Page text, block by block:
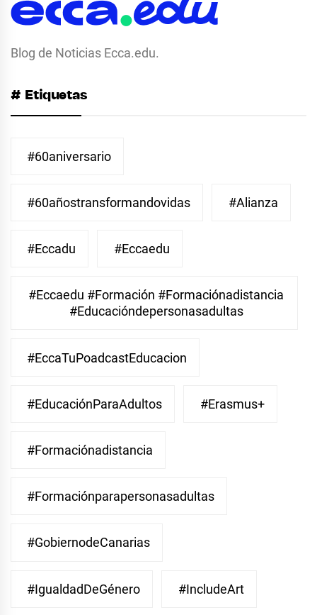
Blog de Noticias Ecca.edu.
# Etiquetas
#60aniversario
#60añostransformandovidas #Alianza
#eccadu #eccaedu
#eccaedu #formación #formaciónadistancia
#educacióndepersonasadultas
#EccaTuPoadcastEducacion
#EducaciónParaAdultos #Erasmus+
#Formaciónadistancia
#Formaciónparapersonasadultas
#GobiernodeCanarias
#IgualdadDeGénero #IncludeArt